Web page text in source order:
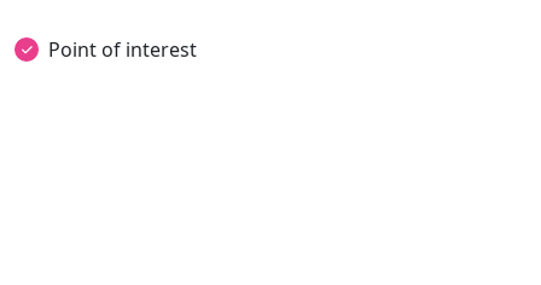
Point of interest